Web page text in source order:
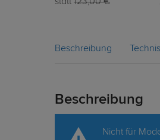
Beschreibung
Beschreibung
Nicht für